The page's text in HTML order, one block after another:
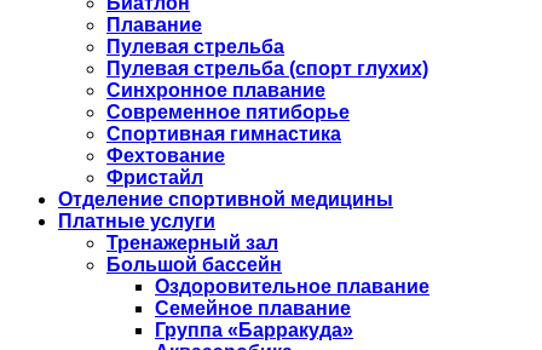
Плавание
Пулевая стрельба
Пулевая стрельба (спорт глухих)
Синхронное плавание
Современное пятиборье
Спортивная гимнастика
Фехтование
Фристайл
Отделение спортивной медицины
Платные услуги
Тренажерный зал
Большой бассейн
Оздоровительное плавание
Семейное плавание
Группа «Барракуда»